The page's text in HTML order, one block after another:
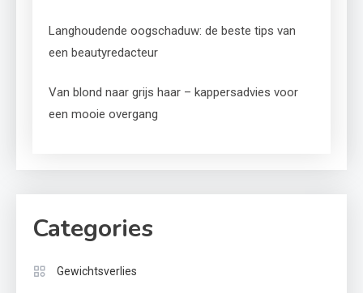
Langhoudende oogschaduw: de beste tips van
een beautyredacteur
Van blond naar grijs haar – kappersadvies voor
een mooie overgang
Categories
Gewichtsverlies